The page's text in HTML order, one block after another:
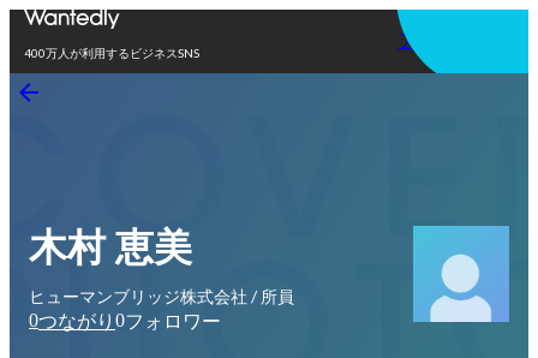
400万人が利用するビジネスSNS
アプリを使う
木村 恵美
ヒューマンブリッジ株式会社 / 所員
0つながり 0フォロワー